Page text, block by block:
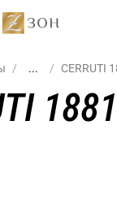
... CERRUTI